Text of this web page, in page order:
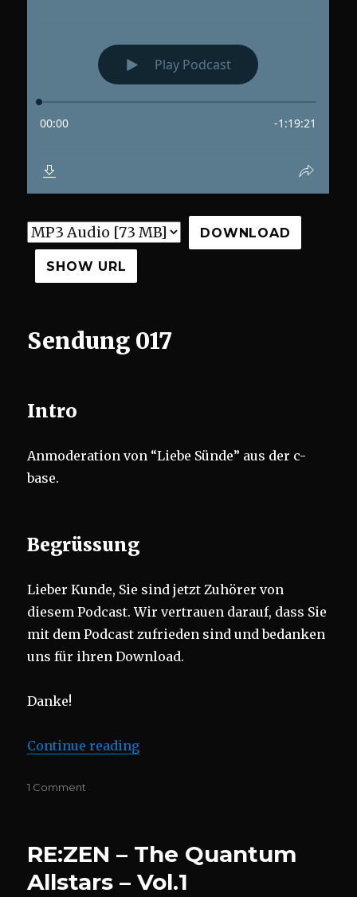
DOWNLOAD
SHOW URL
Sendung 017
Intro
Anmoderation von “Liebe Sünde” aus der c-
base.
Begrüssung
Lieber Kunde, Sie sind jetzt Zuhörer von
diesem Podcast. Wir vertrauen darauf, dass Sie
mit dem Podcast zufrieden sind und bedanken
uns für ihren Download.
Danke!
Continue reading“017 Stationsfunk 017”
1 Comment
RE:ZEN – The Quantum
Allstars – Vol.1